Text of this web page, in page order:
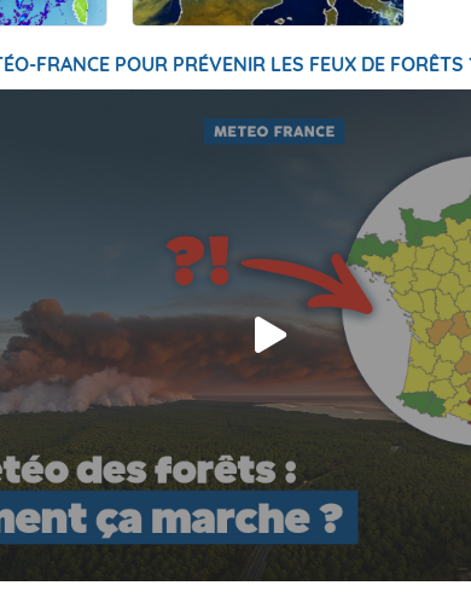
FRANCE POUR PRÉVENIR LES FEUX DE FORÊTS